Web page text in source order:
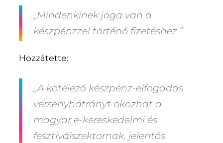
„Mindenkinek joga van a
készpénzzel történő fizetéshez.”
Hozzátette:
„A kötelező készpénz-elfogadás
versenyhátrányt okozhat a
magyar e-kereskedelmi és
fesztiválszektornak, jelentős